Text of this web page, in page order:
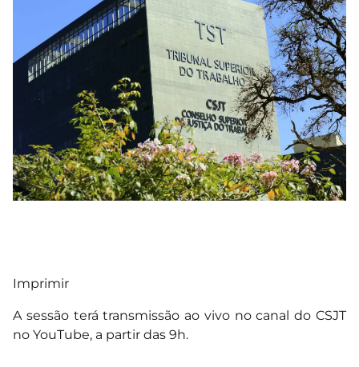
Imprimir
A sessão terá transmissão ao vivo no canal do CSJT
no YouTube, a partir das 9h.